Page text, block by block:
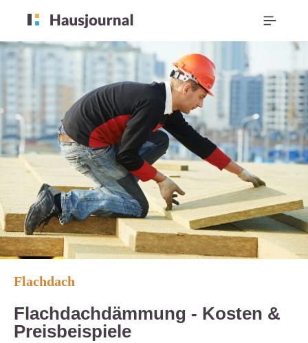
Flachdach
Flachdachdämmung - Kosten &
Preisbeispiele